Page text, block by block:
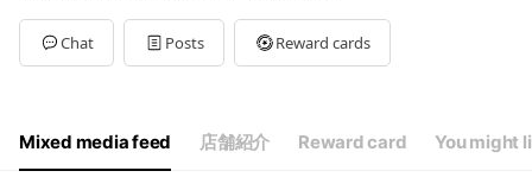
Chat Posts Reward cards
Mixed media feed 店舗紹介 Reward card You might